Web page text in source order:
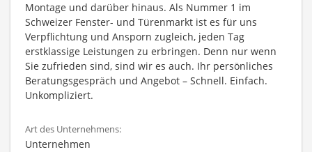
Montage und darüber hinaus. Als Nummer 1 im
Schweizer Fenster- und Türenmarkt ist es für uns
Verpflichtung und Ansporn zugleich, jeden Tag
erstklassige Leistungen zu erbringen. Denn nur wenn
Sie zufrieden sind, sind wir es auch. Ihr persönliches
Beratungsgespräch und Angebot – Schnell. Einfach.
Unkompliziert.
Art des Unternehmens:
Unternehmen